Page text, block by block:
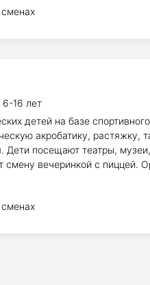
6-16 лет
детей на базе
акробатику, растяжку,
посещают театры,
вечеринкой с пиццей.